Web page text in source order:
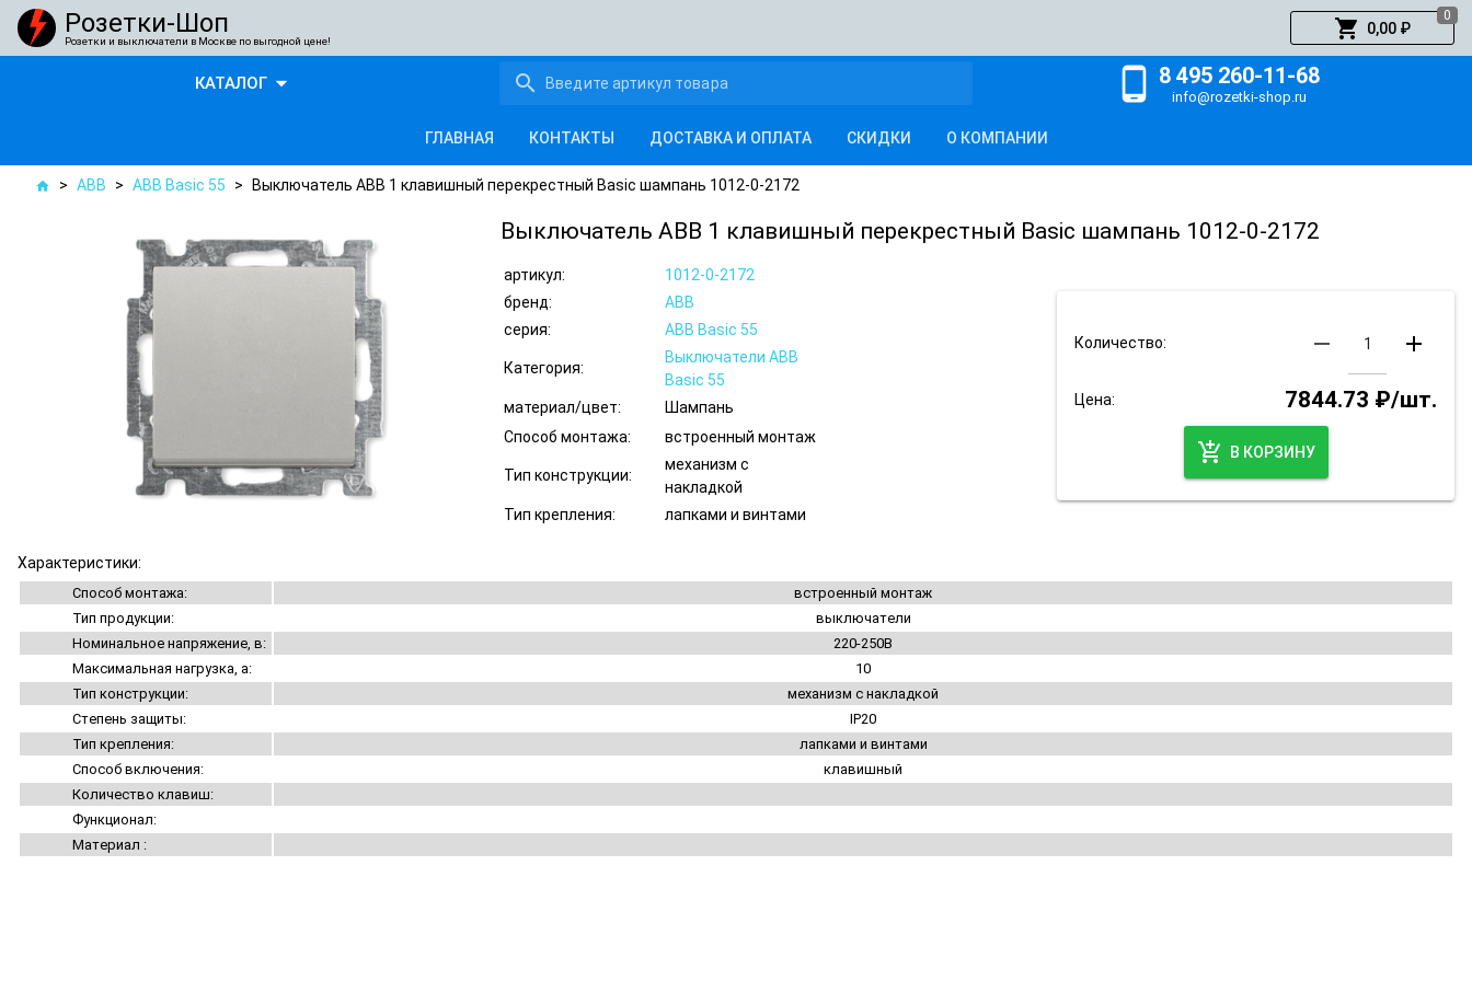
Розетки-Шоп
Розетки и выключатели в Москве по выгодной цене! shopping_cart 0,00 ₽
0
КАТАЛОГarrow_drop_down search phone_android 8 495 260-11-68
info@rozetki-shop.ru
ГЛАВНАЯ КОНТАКТЫ ДОСТАВКА И ОПЛАТА СКИДКИ О КОМПАНИИ
home > ABB > ABB Basic 55 > Выключатель ABB 1 клавишный перекрестный Basic шампань 1012-0-2172
Выключатель ABB 1 клавишный перекрестный Basic шампань 1012-0-2172
артикул:
1012-0-2172
бренд:
ABB
серия:
ABB Basic 55
Категория:
Выключатели ABB
Basic 55
материал/цвет:
Шампань
Способ монтажа:
встроенный монтаж
Тип конструкции:
механизм с
накладкой
Тип крепления:
лапками и винтами
Количество: remove add
Цена:
7844.73 ₽/шт.
add_shopping_cart
В КОРЗИНУ
Характеристики:
Способ монтажа:
встроенный монтаж
Тип продукции:
выключатели
Номинальное напряжение, в:
220-250В
Максимальная нагрузка, а:
10
Тип конструкции:
механизм с накладкой
Степень защиты:
IP20
Тип крепления:
лапками и винтами
Способ включения:
клавишный
Количество клавиш:
Функционал:
Материал :